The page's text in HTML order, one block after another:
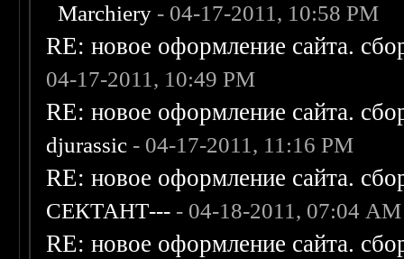
Marchiery - 04-17-2011, 10:58 PM
RE: новое оформление сайта.
04-17-2011, 10:49 PM
RE: новое оформление сайта.
djurassic - 04-17-2011, 11:16 PM
RE: новое оформление сайта.
СЕКТАНТ--- - 04-18-2011, 07:04 AM
RE: новое оформление сайта.